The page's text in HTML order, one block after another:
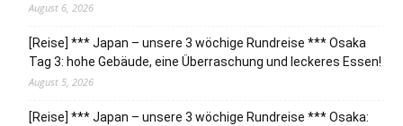
August 6, 2026
[Reise] *** Japan – unsere 3 wöchige Rundreise *** Osaka
Tag 3: hohe Gebäude, eine Überraschung und leckeres Essen!
August 5, 2026
[Reise] *** Japan – unsere 3 wöchige Rundreise *** Osaka: